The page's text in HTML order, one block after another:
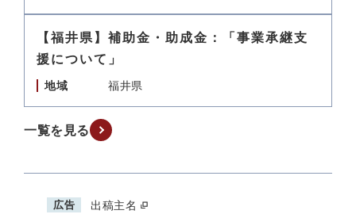
【福井県】補助金・助成金：「事業承継支
援について」
地域 福井県
一覧を見る
広告 出稿主名